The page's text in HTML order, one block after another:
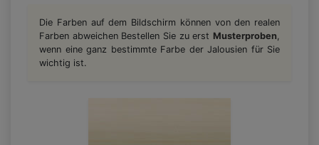
Die Farben auf dem Bildschirm können von den realen
Farben abweichen Bestellen Sie zu erst Musterproben,
wenn eine ganz bestimmte Farbe der Jalousien für Sie
wichtig ist.